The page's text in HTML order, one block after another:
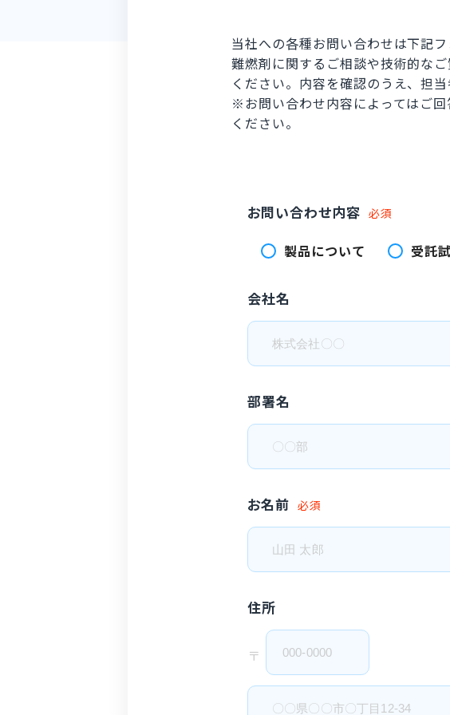
当社への各種お問い合わせは下記フ
難燃剤に関するご相談や技術的な
ください。内容を確認のうえ、担
※お問い合わせ内容によってはご
ください。
お問い合わせ内容 必須
製品について 受託
会社名
部署名
お名前 必須
住所
〒